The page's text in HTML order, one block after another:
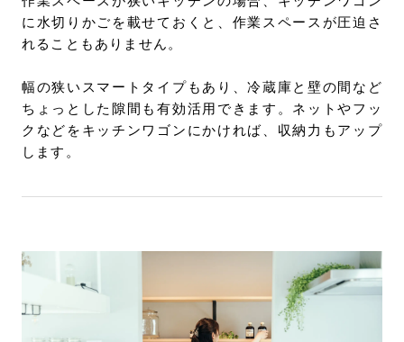
に水切りかごを載せておくと、作業スペースが圧迫さ
れることもありません。
幅の狭いスマートタイプもあり、冷蔵庫と壁の間など
ちょっとした隙間も有効活用できます。ネットやフッ
クなどをキッチンワゴンにかければ、収納力もアップ
します。